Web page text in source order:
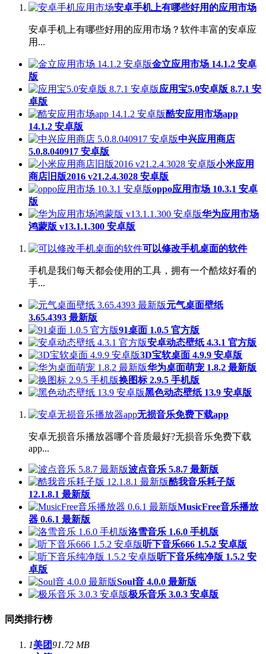
安卓手机上有哪些好用的应用市场
安卓手机上有哪些好用的应用市场？软件丰富的安卓应
用...
金立应用市场 14.1.2 安卓
版
应用宝5.0安卓版 8.7.1 安
卓版
酷安应用市场app
14.1.2 安卓版
中兴应用商店
5.0.8.040917 安卓版
小米应用
商店旧版2016 v21.2.4.3028 安卓版
oppo应用市场 10.3.1 安卓
版
华为应用市场
鸿蒙版 v13.1.1.300 安卓版
可以修改手机桌面的软件
手机是我们每天都会使用的工具，拥有一个酷炫好看的
手...
元气桌面壁纸
3.65.4393 最新版
91桌面 1.0.5 官方版
安卓动态壁纸 4.3.1 官方版
3D宝软桌面 4.9.9 安卓版
华为桌面萌宠 1.8.2 最新版
换图标 2.9.5 手机版
黑色动态壁纸 13.9 安卓版
无损音乐免费下载app
安卓无损音乐播放器哪个音质最好?无损音乐免费下载
app...
波点音乐 5.8.7 最新版
酷我音乐耗子版
12.1.8.1 最新版
MusicFree音乐播放
器 0.6.1 最新版
洛雪音乐 1.6.0 手机版
听下音乐666 1.5.2 安卓版
听下音乐纯净版 1.5.2 安
卓版
Soul音 4.0.0 最新版
极乐音乐 3.0.3 安卓版
同类排行榜
1美团91.72 MB